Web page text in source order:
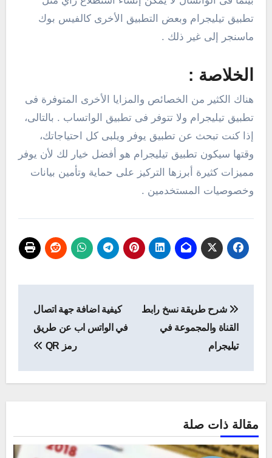
تطبيق تيليجرام وبعض التطبيق الأخرى كالفيس بوك
ماسنجر إلى غير ذلك .
الخلاصة :
هناك الكثير من الخصائص والمزايا الأخرى المتوفرة فى
تطبيق تيليجرام ولا تتوفر فى تطبيق الواتساب . بالتالى،
إذا كنت تبحث عن تطبيق يوفر ويلبى كل احتياجاتك،
وقتها سيكون تطبيق تيليجرام هو أفضل خيار لك لأن يوفر
مميزات كثيرة أبرزها التركيز على حماية وتأمين بيانات
وخصوصيات المستخدمين .
المقالات
شرح طريقة نسخ رابط
القناة والمجموعة في
تيليجرام
كيفية اضافة جهة اتصال
في الواتس اب عن طريق
رمز QR
مقالة ذات صلة